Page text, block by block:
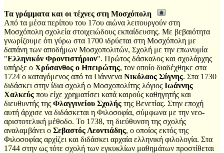
Τα γράμματα και οι τέχνες στη Μοσχόπολη
Από τα μέσα περίπου του 17ου αιώνα λειτουργούν στη
Μοσχόπολη σχολεία στοιχειώδους εκπαίδευσης. Με βεβαιότητα
γνωρίζουμε ότι γύρω στα 1700 ιδρύεται στη Μοσχόπολη με
δαπάνη των αποδήμων Μοσχοπολιτών, Σχολή με την επωνυμία
"Ελληνικόν Φροντιστήριον". Πρώτος δάσκαλος και σχολάρχης
υπήρξε ο Χρύσανθος ο Ηπειρώτης, τον οποίο διαδέχθηκε στα
1724 ο καταγόμενος από τα Γιάννενα Νικόλαος Σύγνης. Στα 1730
διδάσκει στην ίδια σχολή ο Μοσχοπολίτης λόγιος Ιωάννης
Χαλκεύς που είχε χρηματίσει κατά καιρούς καθηγητής και
διευθυντής της Φλαγγινείου Σχολής της Βενετίας. Στην εποχή
αυτή άρχισε να διδάσκεται η Φιλοσοφία, σύμφωνα με την νεο-
αριστοτελική μέθοδο. Το 1738, τη διεύθυνση της σχολής
αναλαμβάνει ο Σεβαστός Λεοντιάδης, ο οποίος εκτός της
Φιλοσοφίας αρχίζει και διδάσκει αρχαία ελληνική φιλολογία. Στα
1744 στην ως τότε σχολή των εγκυκλίων μαθημάτων προστίθεται